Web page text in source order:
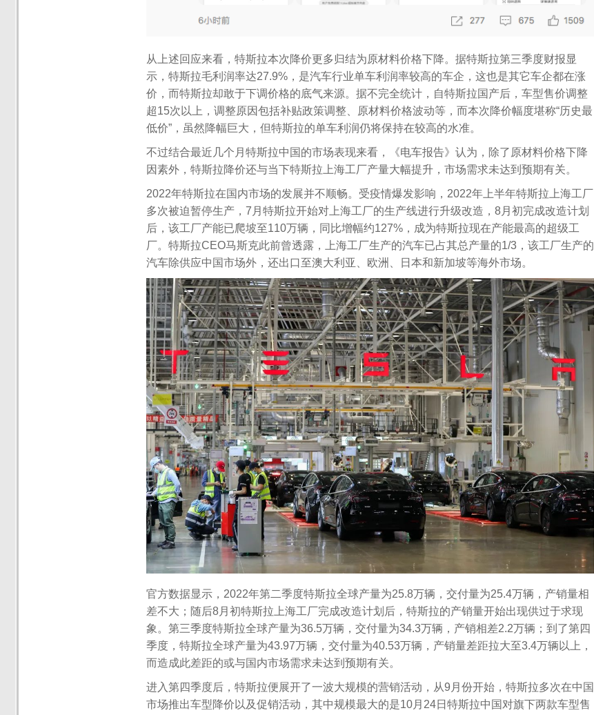
从上述回应来看，特斯拉本次降价更多归结为原材料价格下降。据特斯拉第三季度财报显
示，特斯拉毛利润率达27.9%，是汽车行业单车利润率较高的车企，这也是其它车企都在涨
价，而特斯拉却敢于下调价格的底气来源。据不完全统计，自特斯拉国产后，车型售价调整
超15次以上，调整原因包括补贴政策调整、原材料价格波动等，而本次降价幅度堪称“历史最
低价”，虽然降幅巨大，但特斯拉的单车利润仍将保持在较高的水准。
不过结合最近几个月特斯拉中国的市场表现来看，《电车报告》认为，除了原材料价格下降
因素外，特斯拉降价还与当下特斯拉上海工厂产量大幅提升，市场需求未达到预期有关。
2022年特斯拉在国内市场的发展并不顺畅。受疫情爆发影响，2022年上半年特斯拉上海工厂
多次被迫暂停生产，7月特斯拉开始对上海工厂的生产线进行升级改造，8月初完成改造计划
后，该工厂产能已爬坡至110万辆，同比增幅约127%，成为特斯拉现在产能最高的超级工
厂。特斯拉CEO马斯克此前曾透露，上海工厂生产的汽车已占其总产量的1/3，该工厂生产的
汽车除供应中国市场外，还出口至澳大利亚、欧洲、日本和新加坡等海外市场。
官方数据显示，2022年第二季度特斯拉全球产量为25.8万辆，交付量为25.4万辆，产销量相
差不大；随后8月初特斯拉上海工厂完成改造计划后，特斯拉的产销量开始出现供过于求现
象。第三季度特斯拉全球产量为36.5万辆，交付量为34.3万辆，产销相差2.2万辆；到了第四
季度，特斯拉全球产量为43.97万辆，交付量为40.53万辆，产销量差距拉大至3.4万辆以上，
而造成此差距的或与国内市场需求未达到预期有关。
进入第四季度后，特斯拉便展开了一波大规模的营销活动，从9月份开始，特斯拉多次在中国
市场推出车型降价以及促销活动，其中规模最大的是10月24日特斯拉中国对旗下两款车型售